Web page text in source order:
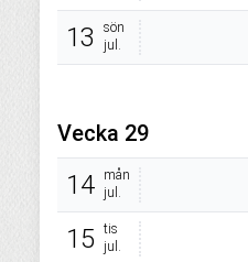
13
sön
jul.
Vecka 29
14
mån
jul.
15
tis
jul.